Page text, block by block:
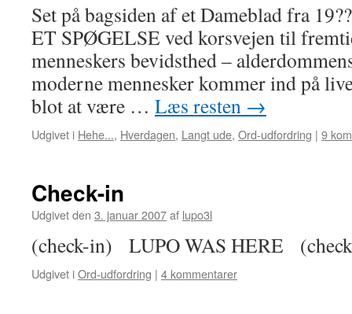
Set på bagsiden af et Dameblad fra
ET SPØGELSE ved korsvejen til
menneskers bevidsthed –
moderne mennesker kommer ind på
blot at være … Læs resten →
Udgivet i Hehe..., Hverdagen, Langt ude, Ord-udfordring | 9
Check-in
Udgivet den 3. januar 2007af lupo3l
(check-in) LUPO WAS HERE
Udgivet iOrd-udfordring | 4 kommentarer